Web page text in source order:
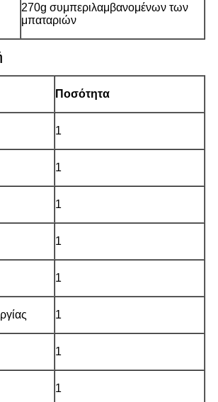
270g συμπεριλαμβανομένων των
μπαταριών
Ποσότητα
1
1
1
1
1
1
1
1